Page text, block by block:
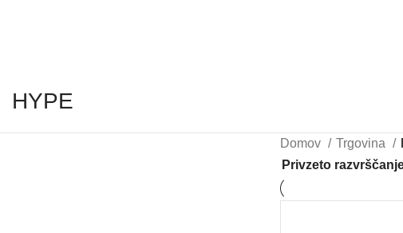
HYPE
Domov Trgovina